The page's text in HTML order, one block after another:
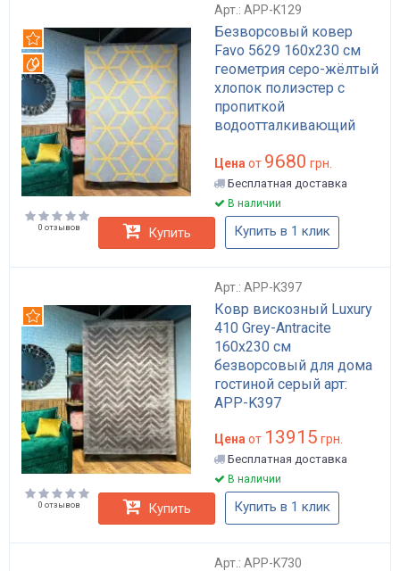
Арт.: APP-K129
Безворсовый ковер
Favo 5629 160x230 см
геометрия серо-жёлтый
хлопок полиэстер с
пропиткой
водоотталкивающий
K129
Рекомендуем
Вотерпруф
Цена от 9680 грн.
Бесплатная доставка
В наличии
0 отзывов Купить Купить в 1 клик
Арт.: APP-K397
Ковр вискозный Luxury
410 Grey-Antracite
160x230 см
безворсовый для дома
гостиной серый арт:
APP-K397
Рекомендуем
Цена от 13915 грн.
Бесплатная доставка
В наличии
0 отзывов Купить Купить в 1 клик
Арт.: APP-K730